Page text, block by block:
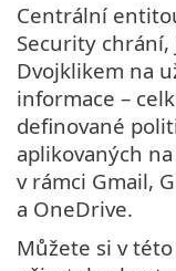
Centrální
Security
Dvojklikem na
informace –
definované
aplikovaných
v rámci Gmail,
a OneDrive.
Můžete si v